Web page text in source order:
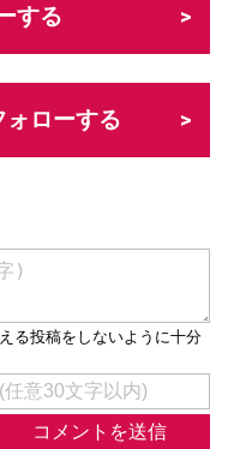
する
ローする